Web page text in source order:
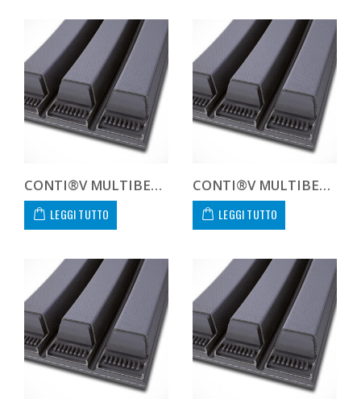
CONTI®V MULTIBELT 138V8509
LEGGI TUTTO
CONTI®V MULTIBELT 138V9017
LEGGI TUTTO